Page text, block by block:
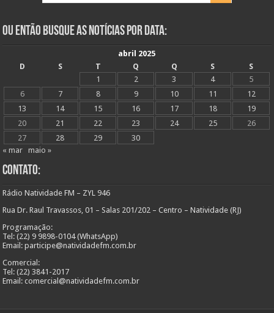
Ou Então Busque as Notícias Por Data:
abril 2025
D
S T Q Q S
S
1
2 3 4
5
6
7 8 9 10 11
12
13
14 15 16 17 18
19
20
21 22 23 24 25
26
27
28 29
30
« mar
maio »
Contato:
Rádio Natividade FM – ZYL 946
Rua Dr. Raul Travassos, 01 – Salas 201/202 – Centro – Natividade (RJ)
Programação:
Tel: (22) 9 9898-0104 (WhatsApp)
Email: participe@natividadefm.com.br
Comercial:
Tel: (22) 3841-2017
Email: comercial@natividadefm.com.br